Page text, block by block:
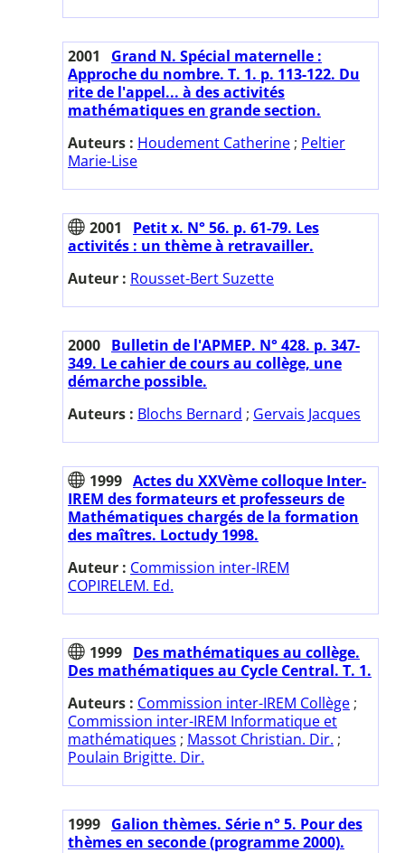
2001
Grand N. Spécial maternelle :
Approche du nombre. T. 1. p. 113-122. Du
rite de l'appel... à des activités
mathématiques en grande section.
Auteurs : Houdement Catherine ; Peltier
Marie-Lise
2001
Petit x. N° 56. p. 61-79. Les
activités : un thème à retravailler.
Auteur : Rousset-Bert Suzette
2000 Bulletin de l'APMEP. N° 428. p. 347-
349. Le cahier de cours au collège, une
démarche possible.
Auteurs : Blochs Bernard ; Gervais Jacques
1999 Actes du XXVème colloque Inter-
IREM des formateurs et professeurs de
Mathématiques chargés de la formation
des maîtres. Loctudy 1998.
Auteur : Commission inter-IREM
COPIRELEM. Ed.
1999 Des mathématiques au collège.
Des mathématiques au Cycle Central. T. 1.
Auteurs : Commission inter-IREM Collège ;
Commission inter-IREM Informatique et
mathématiques ; Massot Christian. Dir. ;
Poulain Brigitte. Dir.
1999 Galion thèmes. Série n° 5. Pour des
thèmes en seconde (programme 2000).